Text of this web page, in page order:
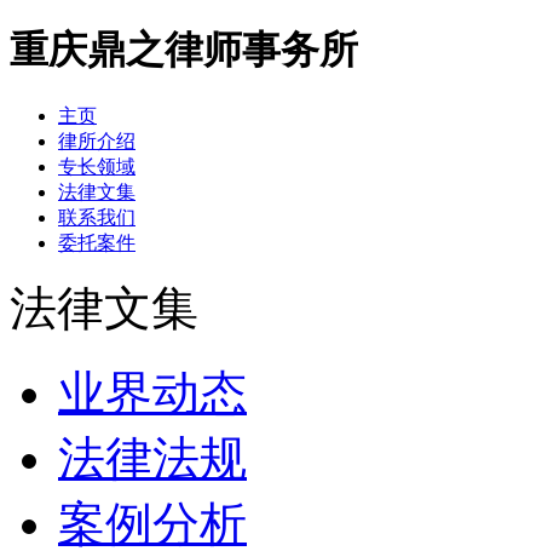
重庆鼎之律师事务所
主页
律所介绍
专长领域
法律文集
联系我们
委托案件
法律文集
业界动态
法律法规
案例分析